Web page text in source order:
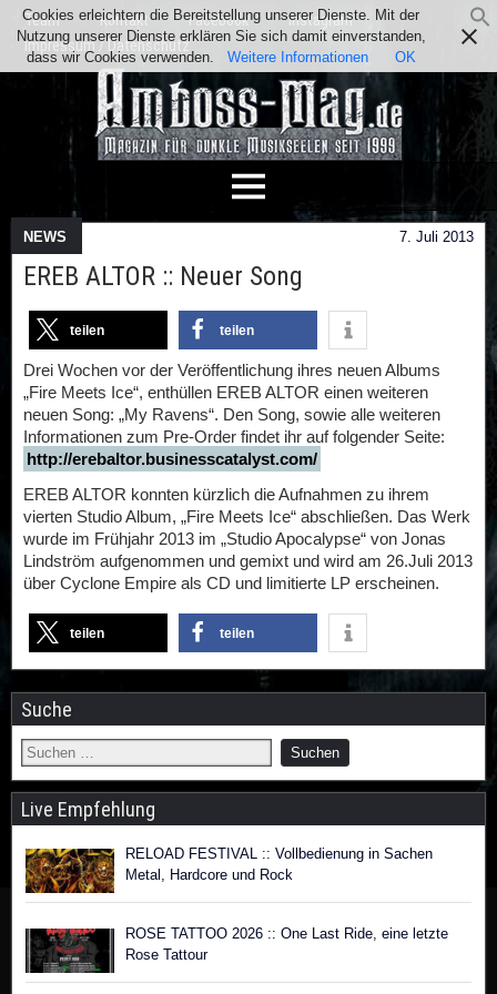
Team Kontakt Facebook
Instagram
Impressum / Datenschutz
NEWS 7. Juli 2013
EREB ALTOR :: Neuer Song
teilen teilen
Drei Wochen vor der Veröffentlichung ihres neuen Albums
„Fire Meets Ice“, enthüllen EREB ALTOR einen weiteren
neuen Song: „My Ravens“. Den Song, sowie alle weiteren
Informationen zum Pre-Order findet ihr auf folgender Seite:
http://erebaltor.businesscatalyst.com/
EREB ALTOR konnten kürzlich die Aufnahmen zu ihrem
vierten Studio Album, „Fire Meets Ice“ abschließen. Das Werk
wurde im Frühjahr 2013 im „Studio Apocalypse“ von Jonas
Lindström aufgenommen und gemixt und wird am 26.Juli 2013
über Cyclone Empire als CD und limitierte LP erscheinen.
teilen teilen
Suche
Live Empfehlung
RELOAD FESTIVAL :: Vollbedienung in Sachen
Metal, Hardcore und Rock
ROSE TATTOO 2026 :: One Last Ride, eine letzte
Rose Tattour
Cookies erleichtern die Bereitstellung unserer Dienste. Mit der
Nutzung unserer Dienste erklären Sie sich damit einverstanden,
dass wir Cookies verwenden.
Weitere Informationen OK